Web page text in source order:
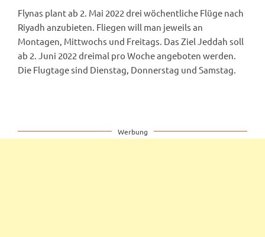
Flynas plant ab 2. Mai 2022 drei wöchentliche Flüge nach
Riyadh anzubieten. Fliegen will man jeweils an
Montagen, Mittwochs und Freitags. Das Ziel Jeddah soll
ab 2. Juni 2022 dreimal pro Woche angeboten werden.
Die Flugtage sind Dienstag, Donnerstag und Samstag.
Werbung